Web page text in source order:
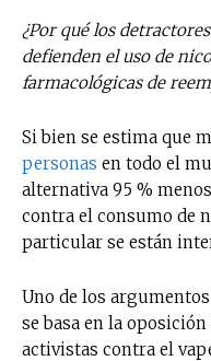
¿Por qué los
defienden el uso de
farmacológicas de
Si bien se estima que
personas en todo el
alternativa 95 %
contra el consumo de
particular se están
Uno de los
se basa en la
activistas contra el